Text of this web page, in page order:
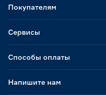
Способы оплаты
Покупателям
Сервисы
Напишите нам